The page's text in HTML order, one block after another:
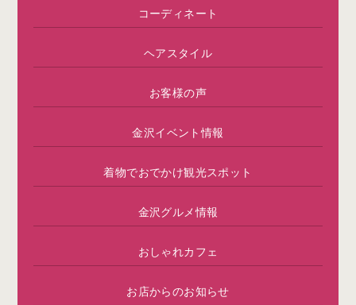
コーディネート
ヘアスタイル
お客様の声
金沢イベント情報
着物でおでかけ観光スポット
金沢グルメ情報
おしゃれカフェ
お店からのお知らせ